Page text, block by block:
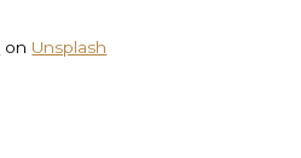
on Unsplash